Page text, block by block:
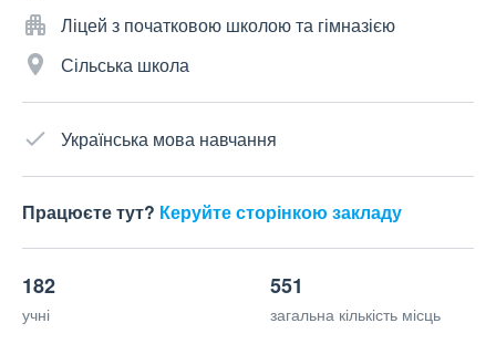
Ліцей з початковою школою та гімназією
Сільська школа
Українська мова навчання
Працюєте тут? Керуйте сторінкою закладу
182
учні
551
загальна кількість місць